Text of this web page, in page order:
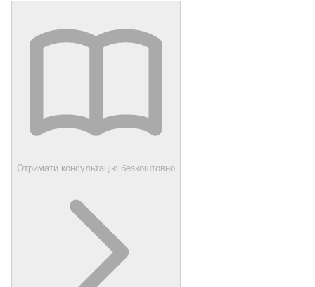
Отримати консультацію безкоштовно